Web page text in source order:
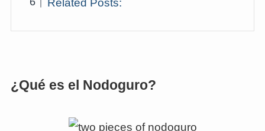
Related Posts:
¿Qué es el Nodoguro?